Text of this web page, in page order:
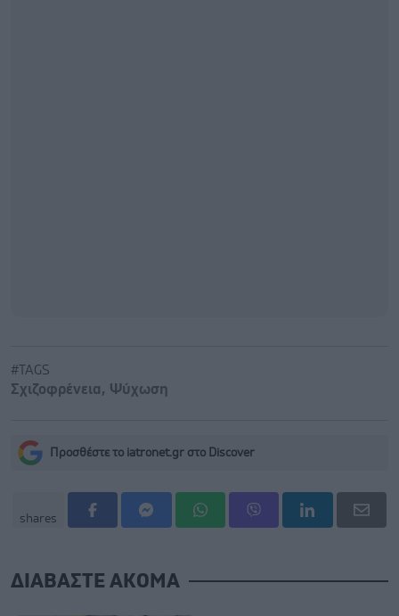
#TAGS
Σχιζοφρένεια, Ψύχωση
Προσθέστε το iatronet.gr στο Discover
shares
ΔΙΑΒΑΣΤΕ ΑΚΟΜΑ